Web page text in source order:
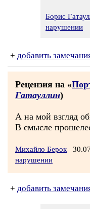
Борис
нарушении
+ добавить
Рецензия на «
Гатауллин)
А на мой взгляд
В смысле
Михайло Берок
нарушении
+ добавить